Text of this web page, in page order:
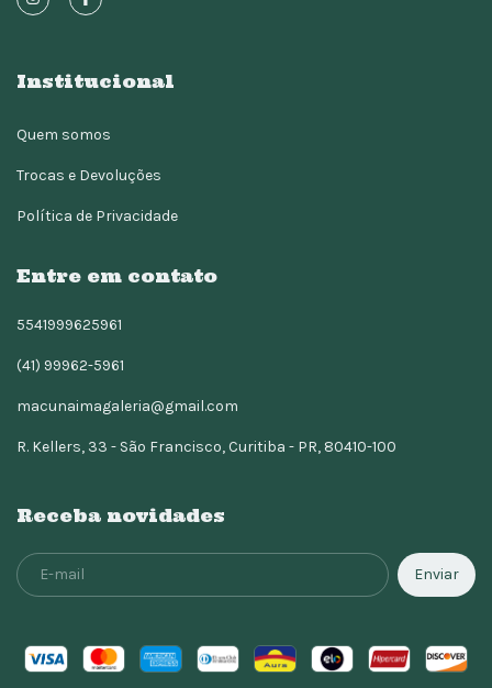
Institucional
Quem somos
Trocas e Devoluções
Política de Privacidade
Entre em contato
5541999625961
(41) 99962-5961
macunaimagaleria@gmail.com
R. Kellers, 33 - São Francisco, Curitiba - PR, 80410-100
Receba novidades